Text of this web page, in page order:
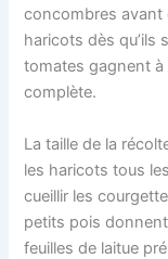
concombres avant
haricots dès qu’ils
tomates gagnent à
complète.
La taille de la
les haricots tous
cueillir les
petits pois donnent
feuilles de laitue